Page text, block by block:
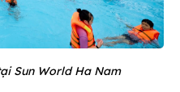
Sun World Ha Nam